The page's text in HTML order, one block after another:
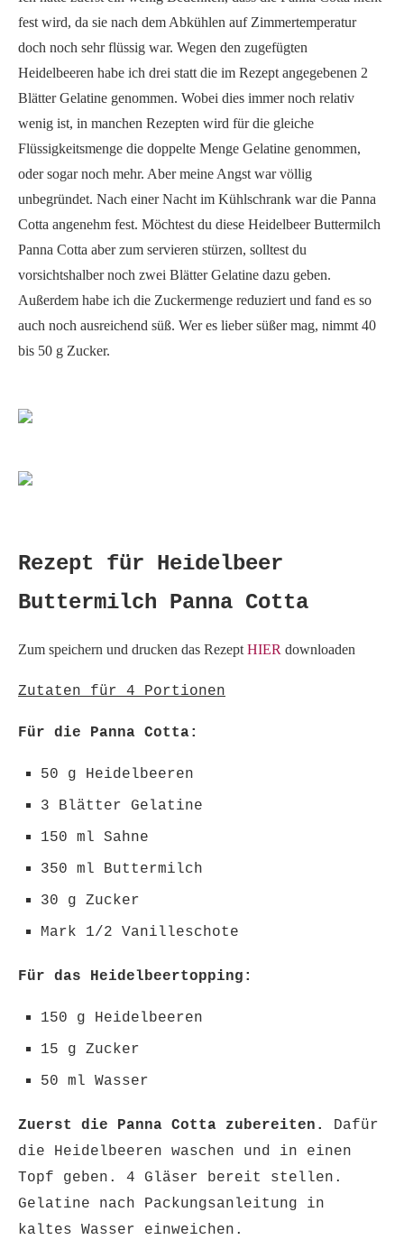
fest wird, da sie nach dem Abkühlen auf Zimmertemperatur
doch noch sehr flüssig war. Wegen den zugefügten
Heidelbeeren habe ich drei statt die im Rezept angegebenen 2
Blätter Gelatine genommen. Wobei dies immer noch relativ
wenig ist, in manchen Rezepten wird für die gleiche
Flüssigkeitsmenge die doppelte Menge Gelatine genommen,
oder sogar noch mehr. Aber meine Angst war völlig
unbegründet. Nach einer Nacht im Kühlschrank war die Panna
Cotta angenehm fest. Möchtest du diese Heidelbeer Buttermilch
Panna Cotta aber zum servieren stürzen, solltest du
vorsichtshalber noch zwei Blätter Gelatine dazu geben.
Außerdem habe ich die Zuckermenge reduziert und fand es so
auch noch ausreichend süß. Wer es lieber süßer mag, nimmt 40
bis 50 g Zucker.
Rezept für Heidelbeer
Buttermilch Panna Cotta
Zum speichern und drucken das Rezept HIER downloaden
Zutaten für 4 Portionen
Für die Panna Cotta:
50 g Heidelbeeren
3 Blätter Gelatine
150 ml Sahne
350 ml Buttermilch
30 g Zucker
Mark 1/2 Vanilleschote
Für das Heidelbeertopping:
150 g Heidelbeeren
15 g Zucker
50 ml Wasser
Zuerst die Panna Cotta zubereiten.
Dafür
die Heidelbeeren waschen und in einen
Topf geben. 4 Gläser bereit stellen.
Gelatine nach Packungsanleitung in
kaltes Wasser einweichen.